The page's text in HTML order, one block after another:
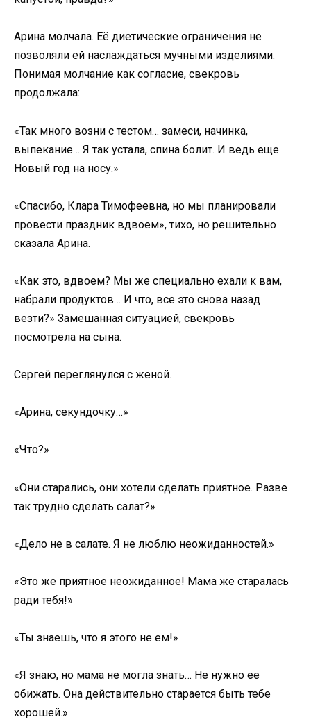
Арина молчала. Её диетические ограничения не
позволяли ей наслаждаться мучными изделиями.
Понимая молчание как согласие, свекровь
продолжала:
«Так много возни с тестом… замеси, начинка,
выпекание… Я так устала, спина болит. И ведь еще
Новый год на носу.»
«Спасибо, Клара Тимофеевна, но мы планировали
провести праздник вдвоем», тихо, но решительно
сказала Арина.
«Как это, вдвоем? Мы же специально ехали к вам,
набрали продуктов… И что, все это снова назад
везти?» Замешанная ситуацией, свекровь
посмотрела на сына.
Сергей переглянулся с женой.
«Арина, секундочку…»
«Что?»
«Они старались, они хотели сделать приятное. Разве
так трудно сделать салат?»
«Дело не в салате. Я не люблю неожиданностей.»
«Это же приятное неожиданное! Мама же старалась
ради тебя!»
«Ты знаешь, что я этого не ем!»
«Я знаю, но мама не могла знать… Не нужно её
обижать. Она действительно старается быть тебе
хорошей.»